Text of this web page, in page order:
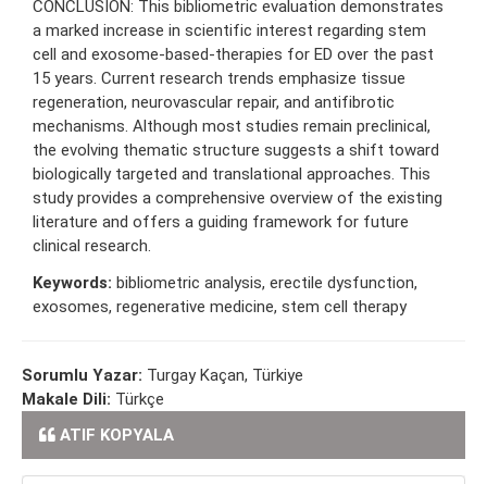
CONCLUSION: This bibliometric evaluation demonstrates
a marked increase in scientific interest regarding stem
cell and exosome-based-therapies for ED over the past
15 years. Current research trends emphasize tissue
regeneration, neurovascular repair, and antifibrotic
mechanisms. Although most studies remain preclinical,
the evolving thematic structure suggests a shift toward
biologically targeted and translational approaches. This
study provides a comprehensive overview of the existing
literature and offers a guiding framework for future
clinical research.
Keywords: bibliometric analysis, erectile dysfunction,
exosomes, regenerative medicine, stem cell therapy
Sorumlu Yazar: Turgay Kaçan, Türkiye
Makale Dili: Türkçe
ATIF KOPYALA